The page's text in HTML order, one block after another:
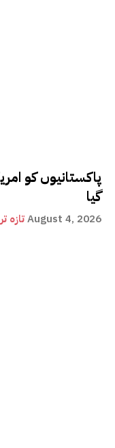
پاکستانیوں کو
گیا
تازہAugust 4, 2026